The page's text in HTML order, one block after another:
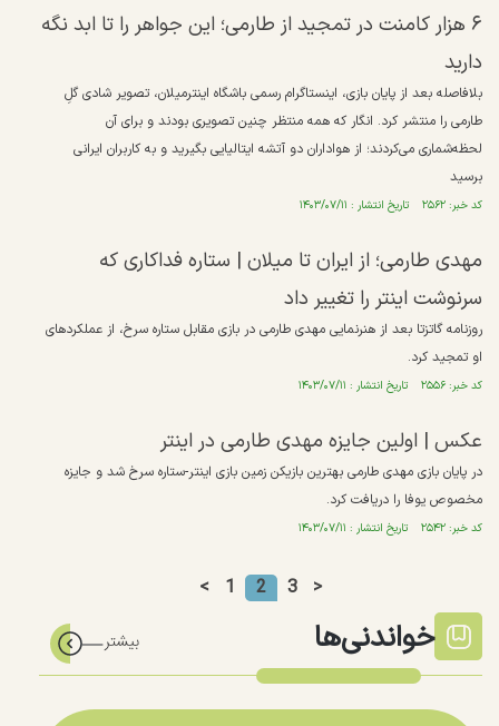
۶ هزار کامنت در تمجید از طارمی؛ این جواهر را تا ابد نگه
دارید
بلافاصله بعد از پایان بازی، اینستاگرام رسمی باشگاه اینترمیلان، تصویر شادی گلِ
طارمی را منتشر کرد. انگار که همه منتظر چنین تصویری بودند و برای آن
لحظه‌شماری می‌کردند؛ از هواداران دو آتشه ایتالیایی بگیرید و به کاربران ایرانی
برسید
کد خبر: ۲۵۶۲ تاریخ انتشار : ۱۴۰۳/۰۷/۱۱
مهدی طارمی؛ از ایران تا میلان | ستاره فداکاری که
سرنوشت اینتر را تغییر داد
روزنامه گاتزتا بعد از هنرنمایی مهدی طارمی در بازی مقابل ستاره سرخ، از عملکردهای
او تمجید کرد.
کد خبر: ۲۵۵۶ تاریخ انتشار : ۱۴۰۳/۰۷/۱۱
عکس | اولین جایزه مهدی طارمی در اینتر
در پایان بازی مهدی طارمی بهترین بازیکن زمین بازی اینتر-ستاره سرخ شد و جایزه
مخصوص یوفا را دریافت کرد.
کد خبر: ۲۵۴۲ تاریخ انتشار : ۱۴۰۳/۰۷/۱۱
< 1 2 3 >
خواندنی‌ها